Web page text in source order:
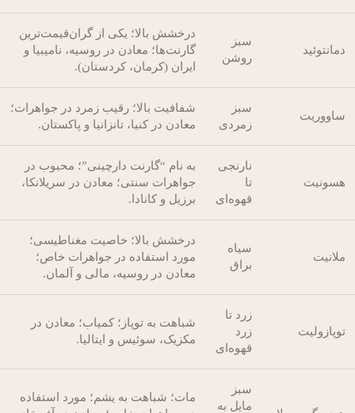
دمانتوئید
سبز
روشن
درخشش بالا؛ یکی از گران‌قیمت‌ترین
گارنت‌ها؛ معادن در روسیه، نامیبیا و
ایران (کرمان، کردستان).
ساووریت
سبز
زمردی
شفافیت بالا؛ رقیب زمرد در جواهرات؛
معادن در کنیا، تانزانیا و پاکستان.
هسونیت
نارنجی
تا
قهوه‌ای
به نام “گارنت دارچینی”؛ محبوب در
جواهرات سنتی؛ معادن در سریلانکا،
برزیل و کانادا.
ملانیت
سیاه
براق
درخشش بالا؛ خاصیت مغناطیسی؛
مورد استفاده در جواهرات خاص؛
معادن در روسیه، مالی و آلمان.
توپازولیت
زرد تا
زرد
قهوه‌ای
شباهت به توپاز؛ کمیاب؛ معادن در
مکزیک، سوئیس و ایتالیا.
سبز
مایل به
مات؛ شباهت به یشم؛ مورد استفاده